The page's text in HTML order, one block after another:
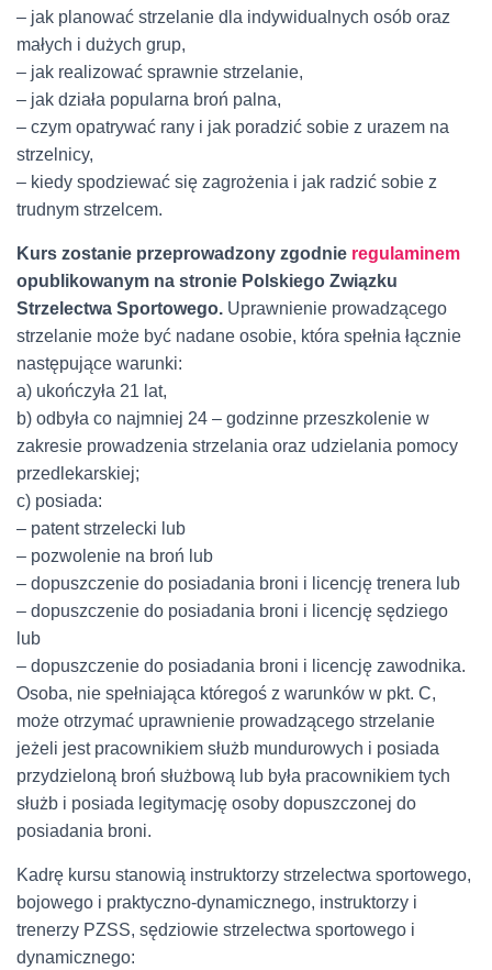
– jak planować strzelanie dla indywidualnych osób oraz
małych i dużych grup,
– jak realizować sprawnie strzelanie,
– jak działa popularna broń palna,
– czym opatrywać rany i jak poradzić sobie z urazem na
strzelnicy,
– kiedy spodziewać się zagrożenia i jak radzić sobie z
trudnym strzelcem.
Kurs zostanie przeprowadzony zgodnie regulaminem
opublikowanym na stronie Polskiego Związku
Strzelectwa Sportowego. Uprawnienie prowadzącego
strzelanie może być nadane osobie, która spełnia łącznie
następujące warunki:
a) ukończyła 21 lat,
b) odbyła co najmniej 24 – godzinne przeszkolenie w
zakresie prowadzenia strzelania oraz udzielania pomocy
przedlekarskiej;
c) posiada:
– patent strzelecki lub
– pozwolenie na broń lub
– dopuszczenie do posiadania broni i licencję trenera lub
– dopuszczenie do posiadania broni i licencję sędziego
lub
– dopuszczenie do posiadania broni i licencję zawodnika.
Osoba, nie spełniająca któregoś z warunków w pkt. C,
może otrzymać uprawnienie prowadzącego strzelanie
jeżeli jest pracownikiem służb mundurowych i posiada
przydzieloną broń służbową lub była pracownikiem tych
służb i posiada legitymację osoby dopuszczonej do
posiadania broni.
Kadrę kursu stanowią instruktorzy strzelectwa sportowego,
bojowego i praktyczno-dynamicznego, instruktorzy i
trenerzy PZSS, sędziowie strzelectwa sportowego i
dynamicznego: